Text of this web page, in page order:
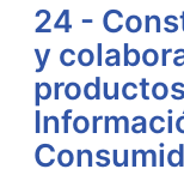
24 -
y